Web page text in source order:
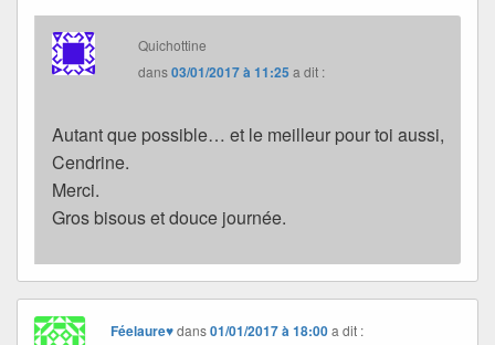
Quichottine
dans03/01/2017 à 11:25 a dit :
Autant que possible… et le meilleur pour toi aussi,
Cendrine.
Merci.
Gros bisous et douce journée.
Féelaure♥dans01/01/2017 à 18:00 a dit :